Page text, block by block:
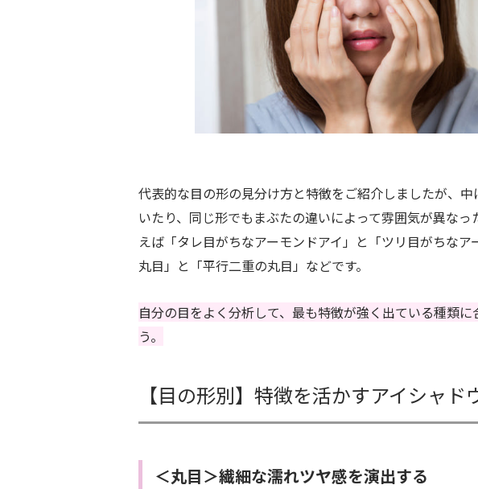
代表的な目の形の見分け方と特徴をご紹介しましたが、
いたり、同じ形でもまぶたの違いによって雰囲気が異なっ
えば「タレ目がちなアーモンドアイ」と「ツリ目がちな
丸目」と「平行二重の丸目」などです。
自分の目をよく分析して、最も特徴が強く出ている種類
う。
【目の形別】特徴を活かすアイシャド
＜丸目＞繊細な濡れツヤ感を演出する